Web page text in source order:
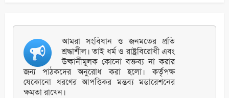
আমরা সংবিধান ও জনমতের প্রতি
শ্রদ্ধাশীল। তাই ধর্ম ও রাষ্ট্রবিরোধী এবং
উষ্কানীমূলক কোনো বক্তব্য না করার
জন্য পাঠকদের অনুরোধ করা হলো। কর্তৃপক্ষ
যেকোনো ধরণের আপত্তিকর মন্তব্য মডারেশনের
ক্ষমতা রাখেন।